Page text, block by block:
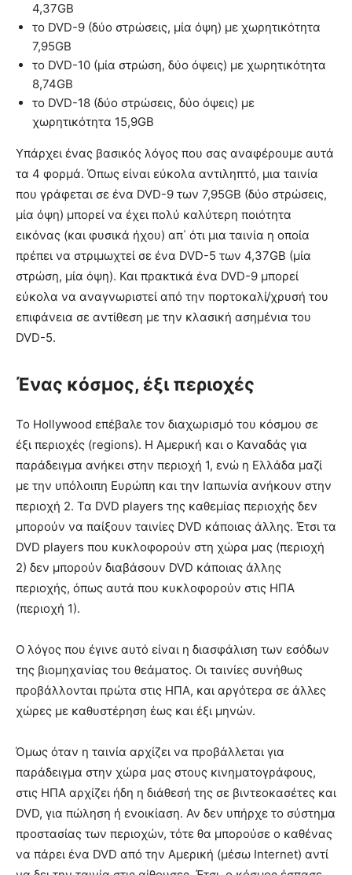
4,37GB
το DVD-9 (δύο στρώσεις, μία όψη) με χωρητικότητα
7,95GB
το DVD-10 (μία στρώση, δύο όψεις) με χωρητικότητα
8,74GB
το DVD-18 (δύο στρώσεις, δύο όψεις) με
χωρητικότητα 15,9GB
Υπάρχει ένας βασικός λόγος που σας αναφέρουμε αυτά
τα 4 φορμά. Όπως είναι εύκολα αντιληπτό, μια ταινία
που γράφεται σε ένα DVD-9 των 7,95GB (δύο στρώσεις,
μία όψη) μπορεί να έχει πολύ καλύτερη ποιότητα
εικόνας (και φυσικά ήχου) απ΄ ότι μια ταινία η οποία
πρέπει να στριμωχτεί σε ένα DVD-5 των 4,37GB (μία
στρώση, μία όψη). Και πρακτικά ένα DVD-9 μπορεί
εύκολα να αναγνωριστεί από την πορτοκαλί/χρυσή του
επιφάνεια σε αντίθεση με την κλασική ασημένια του
DVD-5.
Ένας κόσμος, έξι περιοχές
Το Hollywood επέβαλε τον διαχωρισμό του κόσμου σε
έξι περιοχές (regions). Η Αμερική και ο Καναδάς για
παράδειγμα ανήκει στην περιοχή 1, ενώ η Ελλάδα μαζί
με την υπόλοιπη Ευρώπη και την Ιαπωνία ανήκουν στην
περιοχή 2. Τα DVD players της καθεμίας περιοχής δεν
μπορούν να παίξουν ταινίες DVD κάποιας άλλης. Έτσι τα
DVD players που κυκλοφορούν στη χώρα μας (περιοχή
2) δεν μπορούν διαβάσουν DVD κάποιας άλλης
περιοχής, όπως αυτά που κυκλοφορούν στις ΗΠΑ
(περιοχή 1).
Ο λόγος που έγινε αυτό είναι η διασφάλιση των εσόδων
της βιομηχανίας του θεάματος. Οι ταινίες συνήθως
προβάλλονται πρώτα στις ΗΠΑ, και αργότερα σε άλλες
χώρες με καθυστέρηση έως και έξι μηνών.
Όμως όταν η ταινία αρχίζει να προβάλλεται για
παράδειγμα στην χώρα μας στους κινηματογράφους,
στις ΗΠΑ αρχίζει ήδη η διάθεσή της σε βιντεοκασέτες και
DVD, για πώληση ή ενοικίαση. Αν δεν υπήρχε το σύστημα
προστασίας των περιοχών, τότε θα μπορούσε ο καθένας
να πάρει ένα DVD από την Αμερική (μέσω Internet) αντί